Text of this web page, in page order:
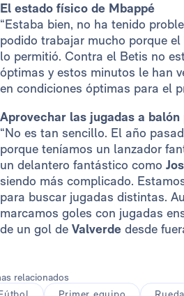
El estado físico de Mbappé
“Estaba bien, no ha tenido
podido trabajar mucho porque
lo permitió. Contra el Betis no
óptimas y estos minutos le han
en condiciones óptimas para el
Aprovechar las jugadas a balón
“No es tan sencillo. El año
porque teníamos un lanzador
un delantero fantástico como
siendo más complicado.
para buscar jugadas distintas.
marcamos goles con jugadas
de un gol de Valverde desde
relacionados